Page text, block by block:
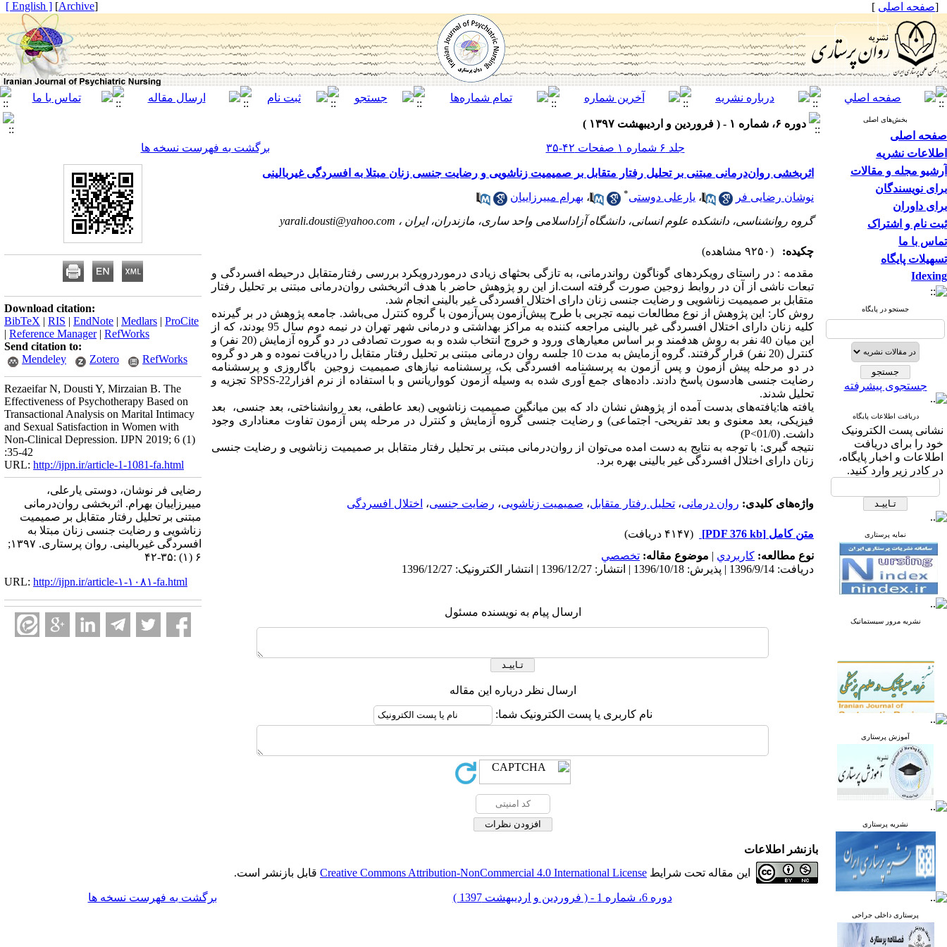
[صفحه اصلی ]
[
Archive
]
[ English ]
بخش‌های اصلی
صفحه اصلی
اطلاعات نشریه
آرشیو مجله و مقالات
برای نویسندگان
برای داوران
ثبت نام و اشتراک
تماس با ما
تسهیلات پایگاه
Idexing
جستجو در پایگاه
جستجوی پیشرفته
دریافت اطلاعات پایگاه
نشانی پست الکترونیک
خود را برای دریافت
اطلاعات و اخبار پایگاه،
در کادر زیر وارد کنید.
نمایه پرستاری
نشریه مرور سیستماتیک
آموزش پرستاری
نشریه پرستاری
پرستاری داخلی جراحی
دوره ۶، شماره ۱ - ( فروردین و اردیبهشت ۱۳۹۷ )
جلد ۶ شماره ۱ صفحات ۴۲-۳۵
برگشت به فهرست نسخه ها
اثربخشی روان‌درمانی مبتنی بر تحلیل رفتار متقابل بر صمیمیت زناشویی و رضایت جنسی زنان مبتلا به افسردگی غیربالینی
نوشان رضایی فر ، یارعلی دوستی* ، بهرام مییرزاییان
گروه روانشناسی، دانشکده علوم انسانی، دانشگاه آزاداسلامی واحد ساری، مازندران، ایران ، yarali.dousti@yahoo.com
چکیده:
(۹۲۵۰ مشاهده)
مقدمه : در راستای رویکردهای گوناگون رواندرمانی، به تازگی بحثهای زیادی درموردرویکرد بررسی رفتارمتقابل درحیطه افسردگی و
تبعات ناشی از آن در روابط زوجین صورت گرفته است.از این رو پژوهش حاضر با هدف اثربخشی روان‌درمانی مبتنی بر تحلیل رفتار
متقابل بر صمیمیت زناشویی و رضایت جنسی زنان دارای اختلال افسردگی غیر بالینی انجام شد.
روش کار: این پژوهش از نوع مطالعات نیمه تجربی با طرح پیش‌آزمون پس‌آزمون با گروه کنترل می‌باشد. جامعه پژوهش در بر گیرنده
کلیه زنان دارای اختلال افسردگی غیر بالینی مراجعه کننده به مراکز بهداشتی و درمانی شهر تهران در نیمه دوم سال 95 بودند، که از
این میان 40 نفر به روش هدفمند و بر اساس معیارهای ورود و خروج انتخاب شده و به صورت تصادفی در دو گروه آزمایش (20 نفر) و
کنترل (20 نفر) قرار گرفتند. گروه آزمایش به مدت 10 جلسه روان درمانی مبتنی بر تحلیل رفتار متقابل را دریافت نموده و هر دو گروه
در دو مرحله پیش آزمون و پس آزمون به پرسشنامه افسردگی بک، پرسشنامه نیازهای صمیمیت زوجین باگاروزی و پرسشنامه
رضایت جنسی هادسون پاسخ دادند. داده‌های جمع آوری شده به وسیله آزمون کوواریانس و با استفاده از نرم افزارSPSS-22 تجزیه و
تحلیل شدند.
یافته ها:یافته‌های بدست آمده از پژوهش نشان داد که بین میانگین صمیمیت زناشویی (بعد عاطفی، بعد روانشناختی، بعد جنسی، بعد
فیزیکی، بعد معنوی و بعد تفریحی- اجتماعی) و رضایت جنسی گروه آزمایش و کنترل در مرحله پس آزمون تفاوت معناداری وجود
داشت. (01/0>P)
نتیجه گیری: با توجه به نتایج به دست امده می‌توان از روان‌درمانی مبتنی بر تحلیل رفتار متقابل بر صمیمیت زناشویی و رضایت جنسی
زنان دارای اختلال افسردگی غیر بالینی بهره برد.
واژه‌های کلیدی: روان درمانی، تحلیل رفتار متقابل، صمیمیت زناشویی، رضایت جنسی، اختلال افسردگی
متن کامل [PDF 376 kb]
(۴۱۴۷ دریافت)
نوع مطالعه: كاربردي | موضوع مقاله: تخصصي
دریافت: 1396/9/14 | پذیرش: 1396/10/18 | انتشار: 1396/12/27 | انتشار الکترونیک: 1396/12/27
ارسال پیام به نویسنده مسئول
ارسال نظر درباره این مقاله
نام کاربری یا پست الکترونیک شما:
Download citation:
BibTeX | RIS | EndNote | Medlars | ProCite
| Reference Manager| RefWorks
Send citation to:
Mendeley
Zotero RefWorks
Rezaeifar N, Dousti Y, Mirzaian B. The
Effectiveness of Psychotherapy Based on
Transactional Analysis on Marital Intimacy
and Sexual Satisfaction in Women with
Non-Clinical Depression. IJPN 2019; 6 (1)
:35-42
URL: http://ijpn.ir/article-1-1081-fa.html
رضایی فر نوشان، دوستی یارعلی،
مییرزاییان بهرام. اثربخشی روان‌درمانی
مبتنی بر تحلیل رفتار متقابل بر صمیمیت
زناشویی و رضایت جنسی زنان مبتلا به
افسردگی غیربالینی. روان پرستاری. ۱۳۹۷;
۶ (۱) :۳۵-۴۲
URL: http://ijpn.ir/article-۱-۱۰۸۱-fa.html
بازنشر اطلاعات
این مقاله تحت شرایط Creative Commons Attribution-NonCommercial 4.0 International License قابل بازنشر است.
دوره 6، شماره 1 - ( فروردین و اردیبهشت 1397 ) برگشت به فهرست نسخه ها